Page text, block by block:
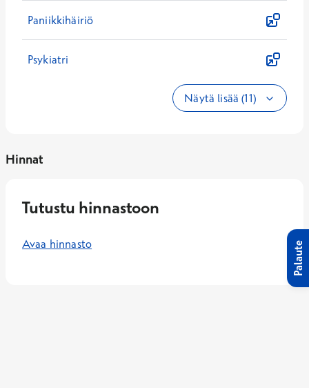
Paniikkihäiriö
Psykiatri
Näytä lisää (11)
Hinnat
Tutustu hinnastoon
Avaa hinnasto Palaute